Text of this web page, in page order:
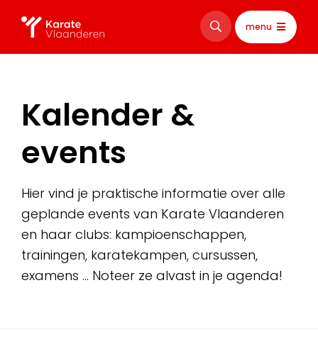
menu
Kalender &
events
Hier vind je praktische informatie over alle
geplande events van Karate Vlaanderen
en haar clubs: kampioenschappen,
trainingen, karatekampen, cursussen,
examens … Noteer ze alvast in je agenda!